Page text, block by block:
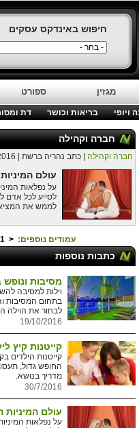
חיפוש באינדקס עסקים
מגזין ספורט
ויופי בריאות וכושר דת
חברה וקהילה
חברה וקהילה | כתב נהריה ברשת | 28/7/2016
עולם
על נפלאות
לסייע לכל אדם
לממש את
עמודים נוספים: <
1
כתבות נוספות
מסיבות ונופש
וילות למסיבה
בתחום המסיבות
לבחור את הוילה
19/10/2016
קייטנות קיץ
קייטנות הילדים
החופש גדול,
מדריך בנושא.
30/7/2016
עולם
על נפלאות